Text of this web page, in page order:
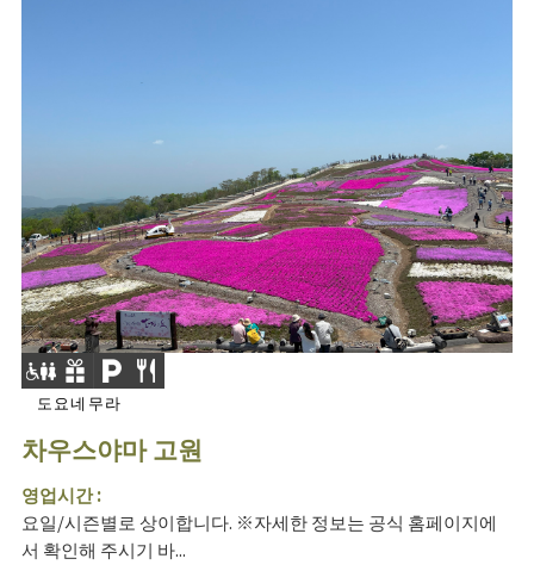
도요네무라
차우스야마 고원
영업시간 :
요일/시즌별로 상이합니다. ※자세한 정보는 공식 홈페이지에
서 확인해 주시기 바...